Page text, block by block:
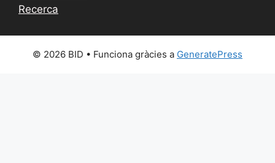
Recerca
© 2026 BID • Funciona gràcies a GeneratePress